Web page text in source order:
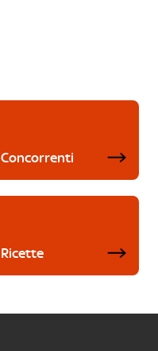
Concorrenti
Ricette